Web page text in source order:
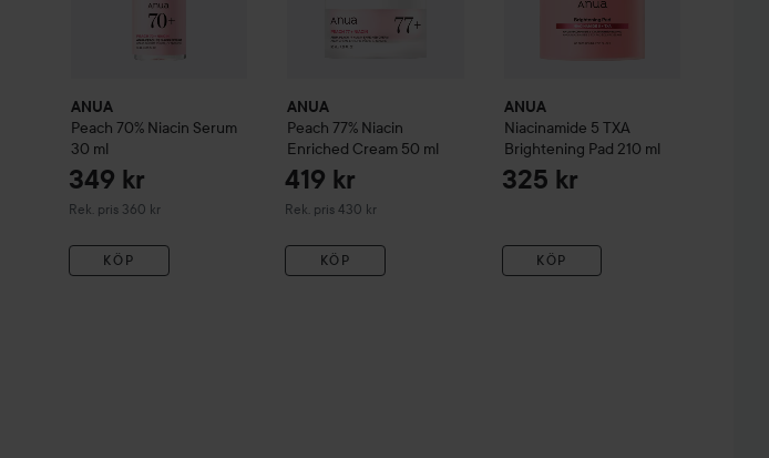
ANUA
Peach 70% Niacin Serum
30 ml
349 kr
Rek. pris 360 kr
Rekommenderat pris 360 kr
KÖP
ANUA
Peach 77% Niacin
Enriched Cream 50 ml
419 kr
Rek. pris 430 kr
Rekommenderat pris 430 kr
KÖP
ANUA
Niacinamide 5 TXA
Brightening Pad 210 ml
325 kr
KÖP